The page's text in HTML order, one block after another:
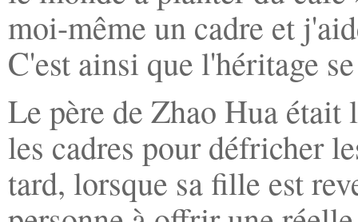
moi-même un cadre et
C'est ainsi que l'héritage
Le père de Zhao Hua
les cadres pour défricher
tard, lorsque sa fille est